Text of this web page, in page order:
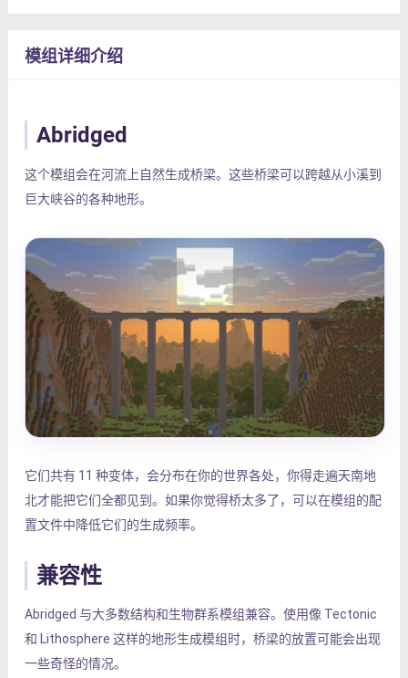
模组详细介绍
Abridged
这个模组会在河流上自然生成桥梁。这些桥梁可以跨越从小溪到
巨大峡谷的各种地形。
它们共有 11 种变体，会分布在你的世界各处，你得走遍天南地
北才能把它们全都见到。如果你觉得桥太多了，可以在模组的配
置文件中降低它们的生成频率。
兼容性
Abridged 与大多数结构和生物群系模组兼容。使用像 Tectonic
和 Lithosphere 这样的地形生成模组时，桥梁的放置可能会出现
一些奇怪的情况。